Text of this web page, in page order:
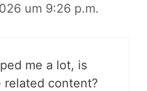
um 9:26 p.m.
me a lot, is
related content?